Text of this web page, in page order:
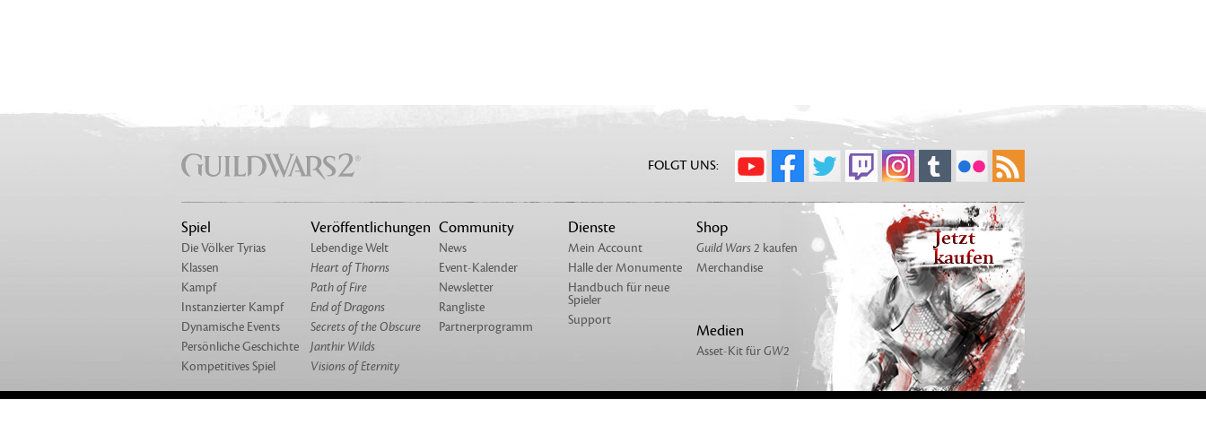
FOLGT UNS:
Spiel
Die Völker Tyrias
Klassen
Kampf
Instanzierter Kampf
Dynamische Events
Persönliche Geschichte
Kompetitives Spiel
Veröffentlichungen
Lebendige Welt
Heart of Thorns
Path of Fire
End of Dragons
Secrets of the Obscure
Janthir Wilds
Visions of Eternity
Community
News
Event-Kalender
Newsletter
Rangliste
Partnerprogramm
Dienste
Mein Account
Halle der Monumente
Handbuch für neue
Spieler
Support
Shop
Guild Wars 2 kaufen
Merchandise
Medien
Asset-Kit fürGW2
Jetzt
kaufen